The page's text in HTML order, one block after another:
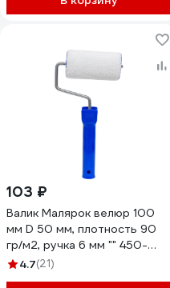
103 ₽
Валик Малярок велюр 100
мм D 50 мм, плотность 90
гр/м2, ручка 6 мм "" 450-
0100
4.7(21)